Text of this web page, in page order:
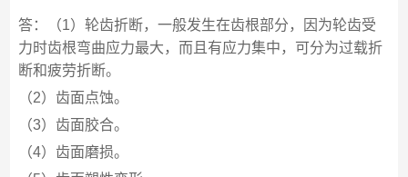
答：（1）轮齿折断，一般发生在齿根部分，因为轮齿受
力时齿根弯曲应力最大，而且有应力集中，可分为过载折
断和疲劳折断。
（2）齿面点蚀。
（3）齿面胶合。
（4）齿面磨损。